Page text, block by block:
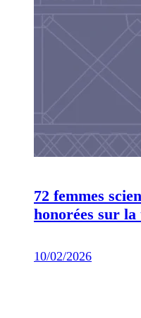
72 femmes
honorées sur
10/02/2026